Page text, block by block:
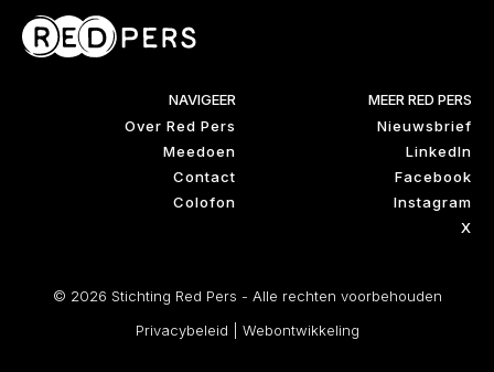
NAVIGEER
Over Red Pers
Meedoen
Contact
Colofon
MEER RED PERS
Nieuwsbrief
LinkedIn
Facebook
Instagram
X
© 2026 Stichting Red Pers - Alle rechten voorbehouden
Privacybeleid
Webontwikkeling